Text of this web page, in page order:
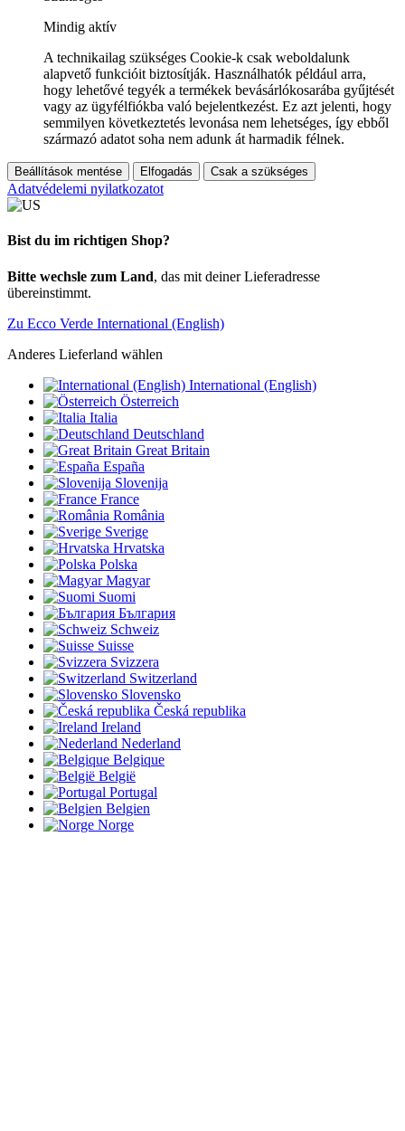
Mindig aktív
A technikailag szükséges Cookie-k csak weboldalunk
alapvető funkcióit biztosítják. Használhatók például arra,
hogy lehetővé tegyék a termékek bevásárlókosarába gyűjtését
vagy az ügyfélfiókba való bejelentkezést. Ez azt jelenti, hogy
semmilyen következtetés levonása nem lehetséges, így ebből
származó adatot soha nem adunk át harmadik félnek.
Beállítások mentése Elfogadás Csak a szükséges
Adatvédelemi nyilatkozatot
Bist du im richtigen Shop?
Bitte wechsle zum Land, das mit deiner Lieferadresse
übereinstimmt.
Zu Ecco Verde International (English)
Anderes Lieferland wählen
International (English)
Österreich
Italia
Deutschland
Great Britain
España
Slovenija
France
România
Sverige
Hrvatska
Polska
Magyar
Suomi
България
Schweiz
Suisse
Svizzera
Switzerland
Slovensko
Česká republika
Ireland
Nederland
Belgique
België
Portugal
Belgien
Norge